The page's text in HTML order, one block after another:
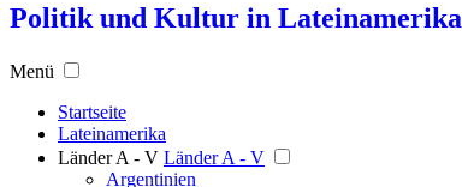
Politik und Kultur in Lateinamerika
Menü
Startseite
Lateinamerika
Länder A - V Länder A - V
Argentinien